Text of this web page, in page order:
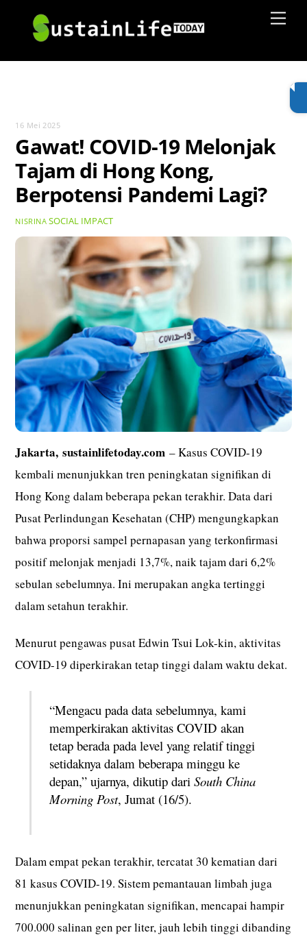
content
16 Mei 2025
Gawat! COVID-19 Melonjak
Tajam di Hong Kong,
Berpotensi Pandemi Lagi?
NISRINA SOCIAL IMPACT
Jakarta,sustainlifetoday.com – Kasus COVID-19
kembali menunjukkan tren peningkatan signifikan di
Hong Kong dalam beberapa pekan terakhir. Data dari
Pusat Perlindungan Kesehatan (CHP) mengungkapkan
bahwa proporsi sampel pernapasan yang terkonfirmasi
positif melonjak menjadi 13,7%, naik tajam dari 6,2%
sebulan sebelumnya. Ini merupakan angka tertinggi
dalam setahun terakhir.
Menurut pengawas pusat Edwin Tsui Lok-kin, aktivitas
COVID-19 diperkirakan tetap tinggi dalam waktu dekat.
“Mengacu pada data sebelumnya, kami
memperkirakan aktivitas COVID akan
tetap berada pada level yang relatif tinggi
setidaknya dalam beberapa minggu ke
depan,” ujarnya, dikutip dari South China
Morning Post, Jumat (16/5).
Dalam empat pekan terakhir, tercatat 30 kematian dari
81 kasus COVID-19. Sistem pemantauan limbah juga
menunjukkan peningkatan signifikan, mencapai hampir
700.000 salinan gen per liter, jauh lebih tinggi dibanding